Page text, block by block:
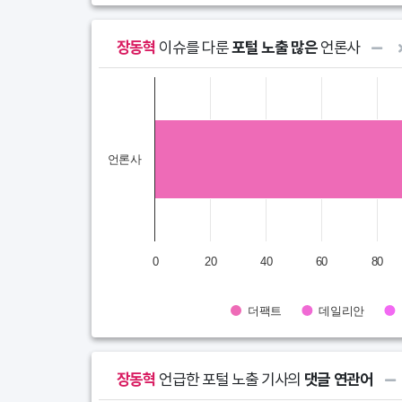
장동혁 이슈를 다룬포털 노출 많은언론사
Chart
Bar chart with 10 data series.
The chart has 1 X axis displaying categories.
더팩트 데일리안
언론사
0 20 40 60 80
End of interactive chart.
장동혁 언급한 포털 노출 기사의 댓글 연관어